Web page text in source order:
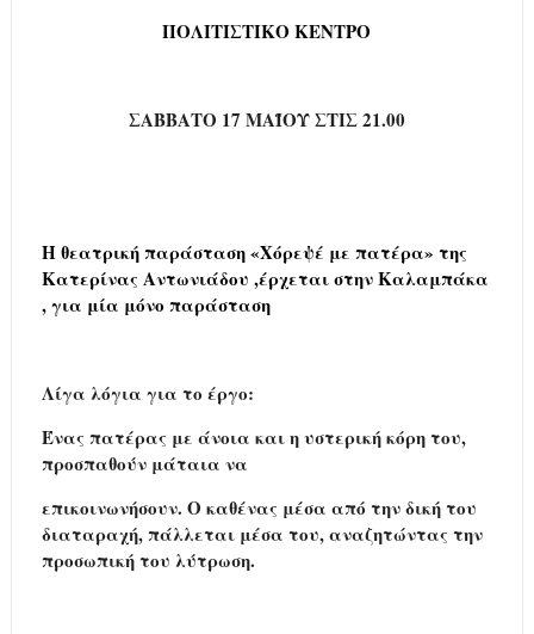
ΠΟΛΙΤΙΣΤΙΚΟ ΚΕΝΤΡΟ
ΣΑΒΒΑΤΟ 17 ΜΑΪΟΥ ΣΤΙΣ 21.00
H θεατρική παράσταση «Χόρεψέ με πατέρα» της
Κατερίνας Αντωνιάδου ,έρχεται στην Καλαμπάκα
, για μία μόνο παράσταση
Λίγα λόγια για το έργο:
Ένας πατέρας με άνοια και η υστερική κόρη του,
προσπαθούν μάταια να
επικοινωνήσουν. Ο καθένας μέσα από την δική του
διαταραχή, πάλλεται μέσα του, αναζητώντας την
προσωπική του λύτρωση.